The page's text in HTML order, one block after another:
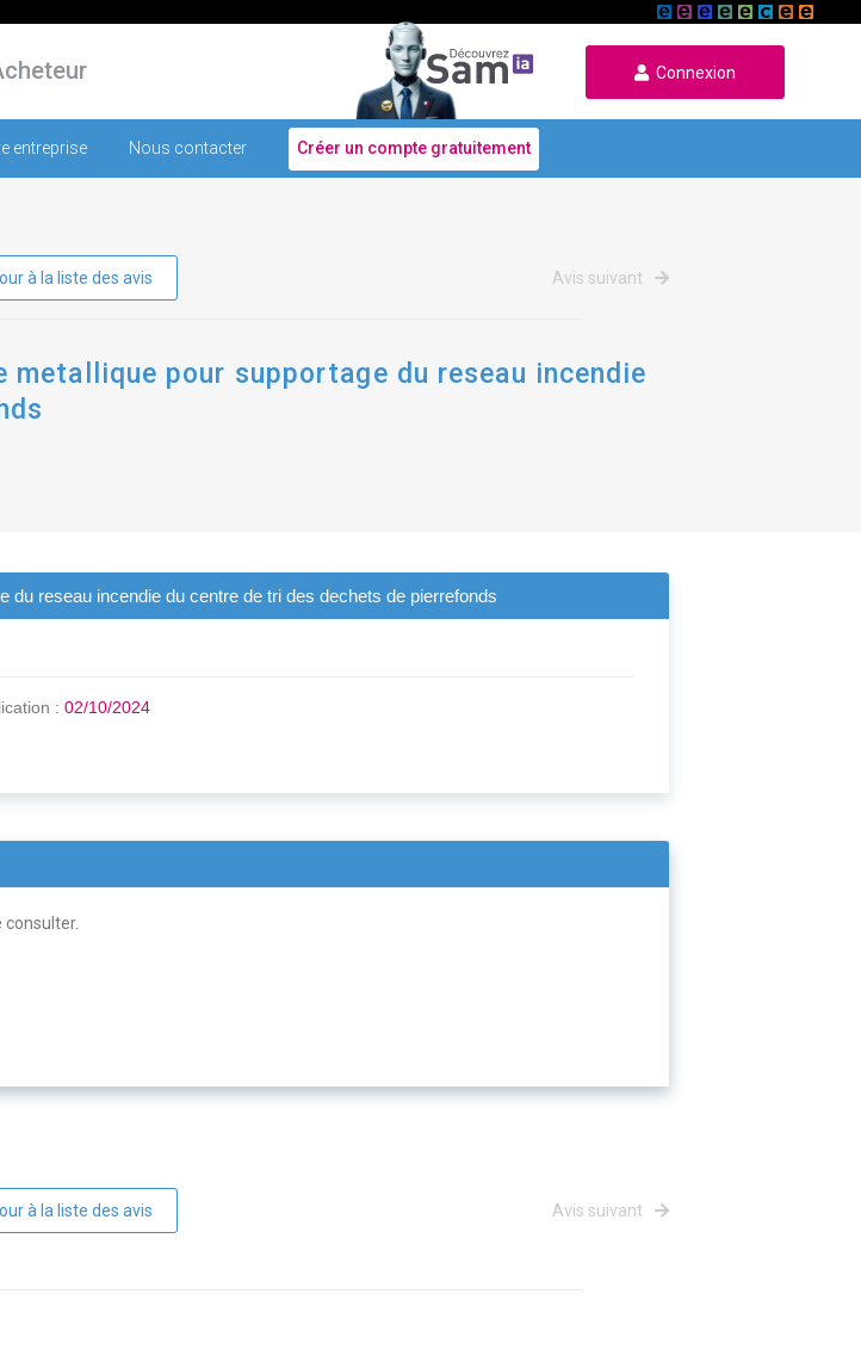
Connexion
entreprise Nous contacter Créer un compte gratuitement
à la liste des avis Avis suivant
pour supportage du reseau incendie
reseau incendie du centre de tri des dechets de pierrefonds
:02/10/2024
consulter.
à la liste des avis Avis suivant